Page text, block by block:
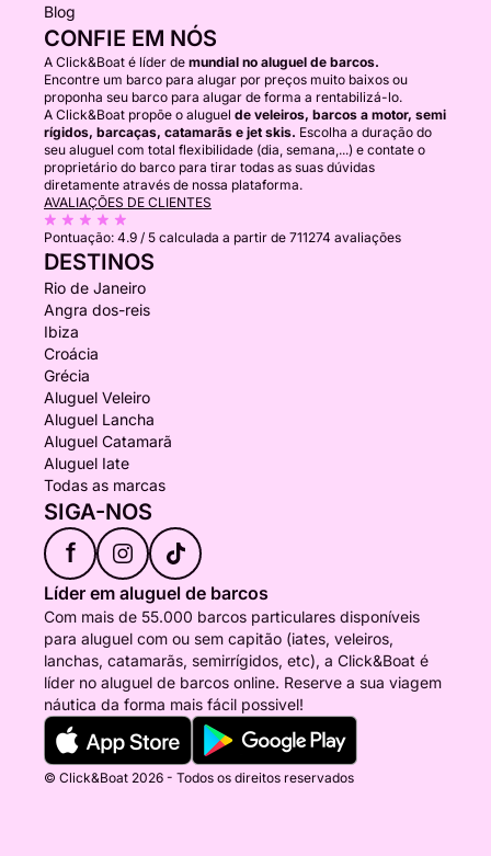
Blog
CONFIE EM NÓS
A Click&Boat é líder de mundial no aluguel de barcos.
Encontre um barco para alugar por preços muito baixos ou
proponha seu barco para alugar de forma a rentabilizá-lo.
A Click&Boat propõe o aluguel de veleiros, barcos a motor, semi
rígidos, barcaças, catamarãs e jet skis. Escolha a duração do
seu aluguel com total flexibilidade (dia, semana,...) e contate o
proprietário do barco para tirar todas as suas dúvidas
diretamente através de nossa plataforma.
AVALIAÇÕES DE CLIENTES
Pontuação: 4.9 / 5 calculada a partir de 711274 avaliações
DESTINOS
Rio de Janeiro
Angra dos-reis
Ibiza
Croácia
Grécia
Aluguel Veleiro
Aluguel Lancha
Aluguel Catamarã
Aluguel Iate
Todas as marcas
SIGA-NOS
f
Líder em aluguel de barcos
Com mais de 55.000 barcos particulares disponíveis
para aluguel com ou sem capitão (iates, veleiros,
lanchas, catamarãs, semirrígidos, etc), a Click&Boat é
líder no aluguel de barcos online. Reserve a sua viagem
náutica da forma mais fácil possivel!
© Click&Boat 2026 - Todos os direitos reservados